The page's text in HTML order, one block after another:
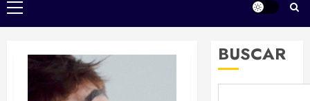
Menú
principal
BUSCAR